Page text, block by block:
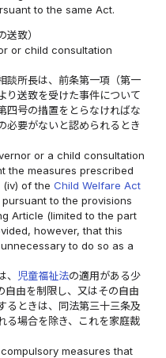
to the same Act.
送致）
or child consultation
談所長は、前条第一項（第一
り送致を受けた事件について
四号の措置をとらなければな
必要がないと認められるとき
or a child consultation
the measures prescribed
(iv) of theChild Welfare Act
to the provisions
Article (limited to the part
however, that this
to do so as a
児童福祉法の適用がある少
自由を制限し、又はその自由
るときは、同法第三十三条及
る場合を除き、これを家庭裁
measures that